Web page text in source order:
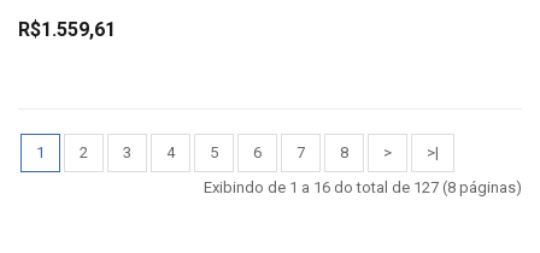
R$1.559,61
1 2 3 4 5 6 7 8 >
>|
Exibindo de 1 a 16 do total de 127 (8 páginas)